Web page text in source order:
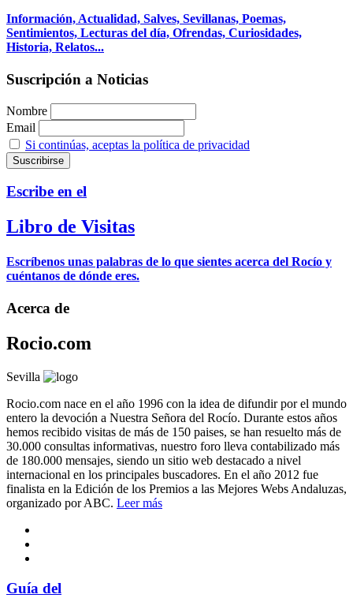
Información, Actualidad, Salves, Sevillanas, Poemas,
Sentimientos, Lecturas del día, Ofrendas, Curiosidades,
Historia, Relatos...
Suscripción a Noticias
Nombre
Email
Si continúas, aceptas la política de privacidad
Escribe en el
Libro de Visitas
Escríbenos unas palabras de lo que sientes acerca del Rocío y
cuéntanos de dónde eres.
Acerca de
Rocio.com
Sevilla
Rocio.com nace en el año 1996 con la idea de difundir por el mundo
entero la devoción a Nuestra Señora del Rocío. Durante estos años
hemos recibido visitas de más de 150 paises, se han resuelto más de
30.000 consultas informativas, nuestro foro lleva contabilizado más
de 180.000 mensajes, siendo un sitio web destacado a nivel
internacional en los principales buscadores. En el año 2012 fue
finalista en la Edición de los Premios a las Mejores Webs Andaluzas,
organizado por ABC. Leer más
Guía del